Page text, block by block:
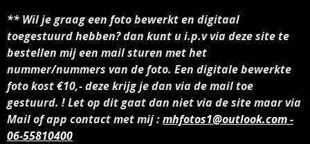
** Wil je graag een foto bewerkt en digitaal
toegestuurd hebben? dan kunt u i.p.v via deze site te
bestellen mij een mail sturen met het
nummer/nummers van de foto. Een digitale bewerkte
foto kost €10,- deze krijg je dan via de mail toe
gestuurd. ! Let op dit gaat dan niet via de site maar via
Mail of app contact met mij :mhfotos1@outlook.com -
06-55810400